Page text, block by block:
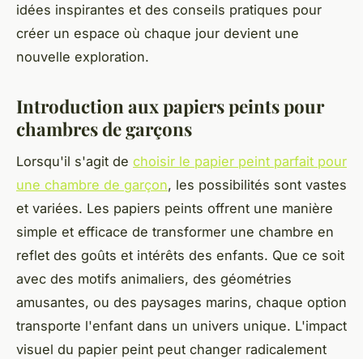
idées inspirantes et des conseils pratiques pour
créer un espace où chaque jour devient une
nouvelle exploration.
Introduction aux papiers peints pour
chambres de garçons
Lorsqu'il s'agit de choisir le papier peint parfait pour
une chambre de garçon, les possibilités sont vastes
et variées. Les papiers peints offrent une manière
simple et efficace de transformer une chambre en
reflet des goûts et intérêts des enfants. Que ce soit
avec des motifs animaliers, des géométries
amusantes, ou des paysages marins, chaque option
transporte l'enfant dans un univers unique. L'impact
visuel du papier peint peut changer radicalement